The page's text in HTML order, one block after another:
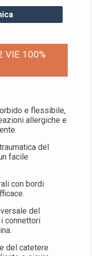
VIE 100%
e flessibile,
allergiche e
del
facile
con bordi
del
connettori
del catetere